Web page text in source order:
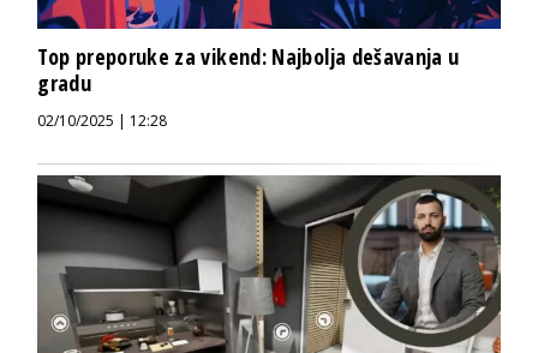
Top preporuke za vikend: Najbolja dešavanja u
gradu
02/10/2025 | 12:28